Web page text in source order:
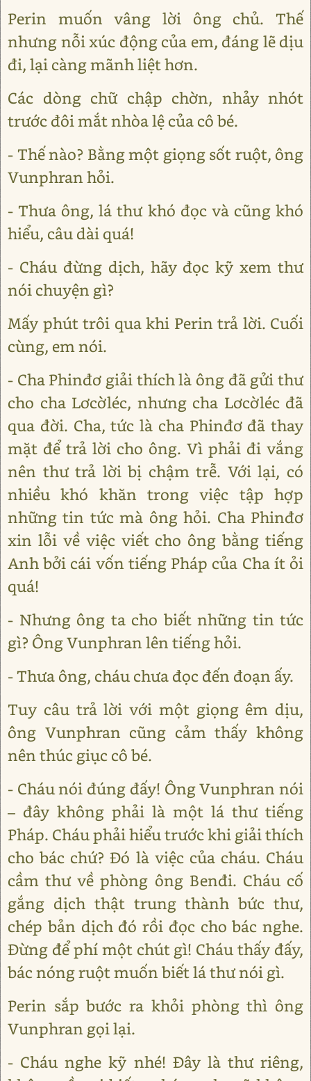
Perin muốn vâng lời ông chủ. Thế
nhưng nỗi xúc động của em, đáng lẽ dịu
đi, lại càng mãnh liệt hơn.
Các dòng chữ chập chờn, nhảy nhót
trước đôi mắt nhòa lệ của cô bé.
- Thế nào? Bằng một giọng sốt ruột, ông
Vunphran hỏi.
- Thưa ông, lá thư khó đọc và cũng khó
hiểu, câu dài quá!
- Cháu đừng dịch, hãy đọc kỹ xem thư
nói chuyện gì?
Mấy phút trôi qua khi Perin trả lời. Cuối
cùng, em nói.
- Cha Phinđơ giải thích là ông đã gửi thư
cho cha Lơcờléc, nhưng cha Lơcờléc đã
qua đời. Cha, tức là cha Phinđơ đã thay
mặt để trả lời cho ông. Vì phải đi vắng
nên thư trả lời bị chậm trễ. Với lại, có
nhiều khó khăn trong việc tập hợp
những tin tức mà ông hỏi. Cha Phinđơ
xin lỗi về việc viết cho ông bằng tiếng
Anh bởi cái vốn tiếng Pháp của Cha ít ỏi
quá!
- Nhưng ông ta cho biết những tin tức
gì? Ông Vunphran lên tiếng hỏi.
- Thưa ông, cháu chưa đọc đến đoạn ấy.
Tuy câu trả lời với một giọng êm dịu,
ông Vunphran cũng cảm thấy không
nên thúc giục cô bé.
- Cháu nói đúng đấy! Ông Vunphran nói
– đây không phải là một lá thư tiếng
Pháp. Cháu phải hiểu trước khi giải thích
cho bác chứ? Đó là việc của cháu. Cháu
cầm thư về phòng ông Benđi. Cháu cố
gắng dịch thật trung thành bức thư,
chép bản dịch đó rồi đọc cho bác nghe.
Đừng để phí một chút gì! Cháu thấy đấy,
bác nóng ruột muốn biết lá thư nói gì.
Perin sắp bước ra khỏi phòng thì ông
Vunphran gọi lại.
- Cháu nghe kỹ nhé! Đây là thư riêng,